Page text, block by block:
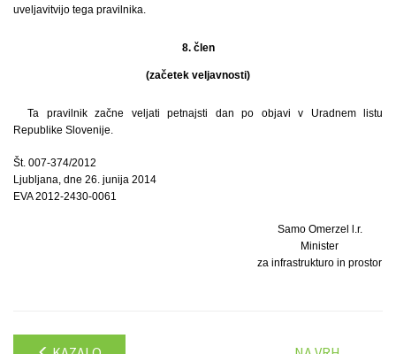
uveljavitvijo tega pravilnika.
8. člen
(začetek veljavnosti)
Ta pravilnik začne veljati petnajsti dan po objavi v Uradnem listu
Republike Slovenije.
Št. 007-374/2012
Ljubljana, dne 26. junija 2014
EVA 2012-2430-0061
Samo Omerzel l.r.
Minister
za infrastrukturo in prostor